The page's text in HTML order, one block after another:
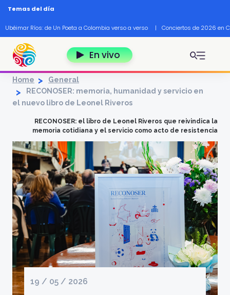
Pasar al contenido principal
Temas del día
Ubéimar Ríos: de Un Poeta a Colombia verso a verso | Conciertos de 2026 en
En vivo
Home
General
RECONOSER: memoria, humanidad y servicio en
el nuevo libro de Leonel Riveros
RECONOSER: el libro de Leonel Riveros que reivindica la
memoria cotidiana y el servicio como acto de resistencia
19 / 05 / 2026